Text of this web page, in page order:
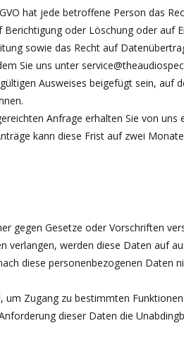
hat jede betroffene Person das
oder Löschung oder auf
sowie das Recht auf
Sie uns unter
Ausweises beigefügt sein, auf
Anfrage erhalten Sie von uns
kann diese Frist auf zwei
gegen Gesetze oder Vorschriften
verlangen, werden diese Daten auf
diese personenbezogenen Daten
Zugang zu bestimmten
dieser Daten die